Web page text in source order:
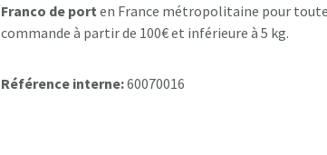
Franco de port en France métropolitaine pour toute
commande à partir de 100€ et inférieure à 5 kg.
Référence interne:60070016